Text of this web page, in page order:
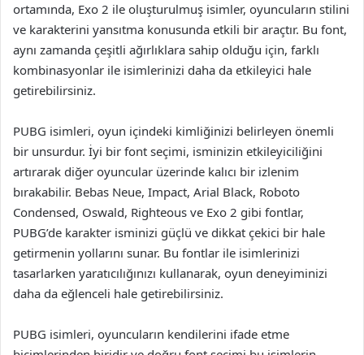
ortamında, Exo 2 ile oluşturulmuş isimler, oyuncuların stilini
ve karakterini yansıtma konusunda etkili bir araçtır. Bu font,
aynı zamanda çeşitli ağırlıklara sahip olduğu için, farklı
kombinasyonlar ile isimlerinizi daha da etkileyici hale
getirebilirsiniz.
PUBG isimleri, oyun içindeki kimliğinizi belirleyen önemli
bir unsurdur. İyi bir font seçimi, isminizin etkileyiciliğini
artırarak diğer oyuncular üzerinde kalıcı bir izlenim
bırakabilir. Bebas Neue, Impact, Arial Black, Roboto
Condensed, Oswald, Righteous ve Exo 2 gibi fontlar,
PUBG’de karakter isminizi güçlü ve dikkat çekici bir hale
getirmenin yollarını sunar. Bu fontlar ile isimlerinizi
tasarlarken yaratıcılığınızı kullanarak, oyun deneyiminizi
daha da eğlenceli hale getirebilirsiniz.
PUBG isimleri, oyuncuların kendilerini ifade etme